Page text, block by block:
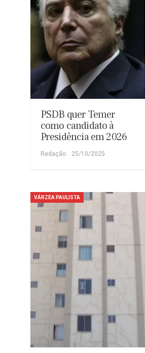
PSDB quer Temer
como candidato à
Presidência em 2026
Redação 25/10/2025
VÁRZEA PAULISTA